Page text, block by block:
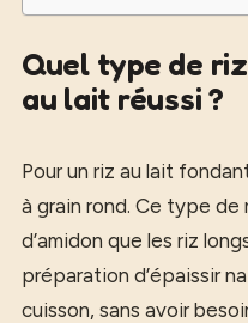
Quel type de
au lait réussi ?
Pour un riz au lait
à grain rond. Ce type
d’amidon que les riz
préparation d’épaissir
cuisson, sans avoir